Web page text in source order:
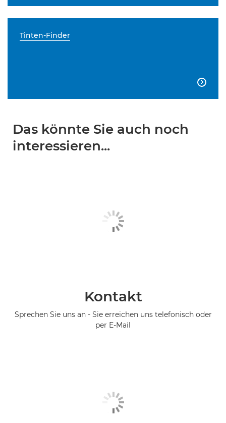
Tinten-Finder

Das könnte Sie auch noch
interessieren...
Kontakt
Sprechen Sie uns an - Sie erreichen uns telefonisch oder
per E-Mail